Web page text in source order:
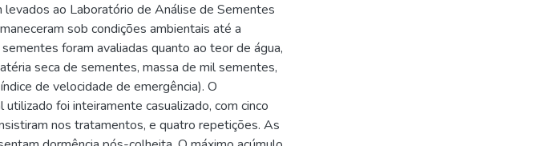
levados ao Laboratório de Análise de Sementes
sob condições ambientais até a
foram avaliadas quanto ao teor de água,
seca de sementes, massa de mil sementes,
de velocidade de emergência). O
foi inteiramente casualizado, com cinco
nos tratamentos, e quatro repetições. As